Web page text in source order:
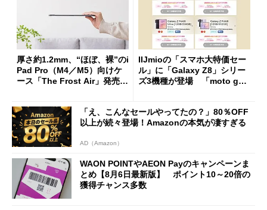
厚さ約1.2mm、“ほぼ、裸”のi
Pad Pro（M4／M5）向けケ
ース「The Frost Air」発売
IIJmioの「スマホ大特価セー
ル」に「Galaxy Z8」シリー
ズ3機種が登場 「moto g37
「え、こんなセールやってたの？」80％OFF
以上が続々登場！Amazonの本気が凄すぎる
AD（Amazon）
WAON POINTやAEON Payのキャンペーンま
とめ【8月6日最新版】 ポイント10～20倍の
獲得チャンス多数